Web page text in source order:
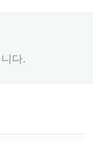
다.